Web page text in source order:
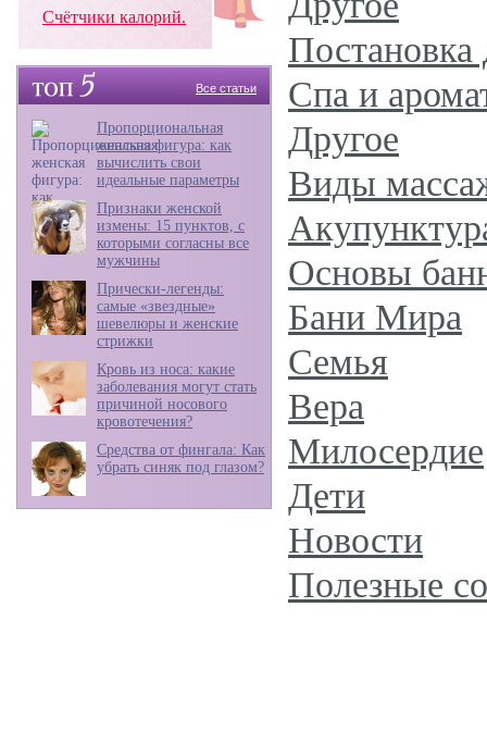
Счётчики калорий.
Все статьи
Пропорциональная
женская фигура: как
вычислить свои
идеальные параметры
Признаки женской
измены: 15 пунктов, с
которыми согласны все
мужчины
Прически-легенды:
самые «звездные»
шевелюры и женские
стрижки
Кровь из носа: какие
заболевания могут стать
причиной носового
кровотечения?
Средства от фингала: Как
убрать синяк под глазом?
Спа и
Другое
Виды
Основы
Бани Мира
Семья
Вера
Милосердие
Дети
Новости
Полезные